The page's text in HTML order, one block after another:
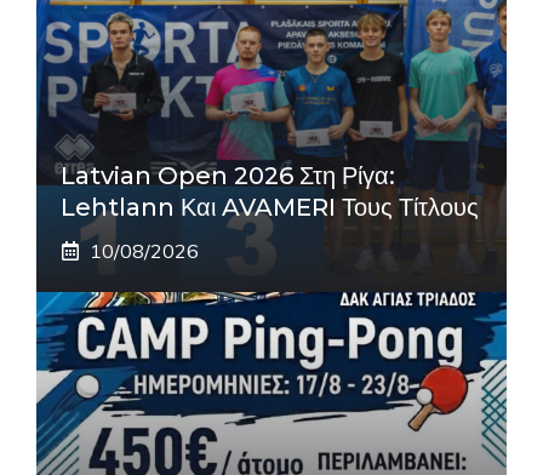
Latvian Open 2026 Στη Ρίγα:
Lehtlann Και AVAMERI Τους Τίτλους
10/08/2026